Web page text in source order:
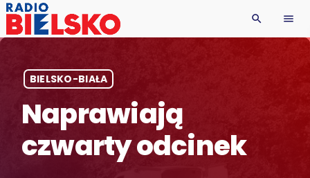
search menu
BIELSKO-BIAŁA
Naprawiają
czwarty odcinek